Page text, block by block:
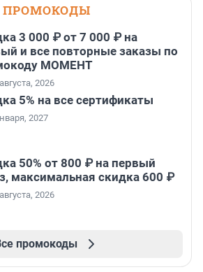
ПРОМОКОДЫ
3 000 ₽ от 7 000 ₽ на
и все повторные заказы по
МОМЕНТ
2026
5% на все сертификаты
2027
50% от 800 ₽ на первый
максимальная скидка 600 ₽
2026
промокоды